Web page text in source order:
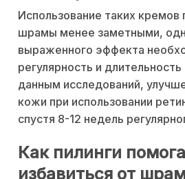
Использование таких кремов
шрамы менее заметными,
выраженного эффекта
регулярность и
данным исследований,
кожи при использовании
спустя 8-12 недель
Как пилинги
избавиться от